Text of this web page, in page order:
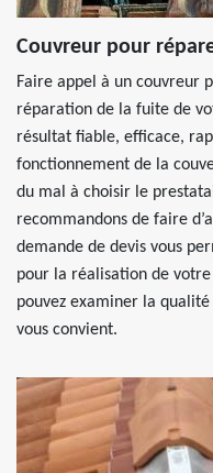
Couvreur pour
Faire appel à un couvreur
réparation de la fuite de
résultat fiable, efficace,
fonctionnement de la
du mal à choisir le
recommandons de faire
demande de devis vous
pour la réalisation de
pouvez examiner la
vous convient.